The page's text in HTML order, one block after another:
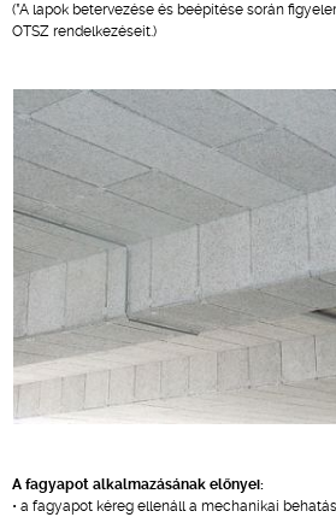
(*A lapok betervezése és beépítése során
OTSZ rendelkezéseit.)
A fagyapot alkalmazásának előnyei:
• a fagyapot kéreg ellenáll a mechanikai